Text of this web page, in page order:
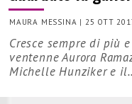
MAURA MESSINA | 25 OTT
Cresce sempre di più
ventenne Aurora
Michelle Hunziker e